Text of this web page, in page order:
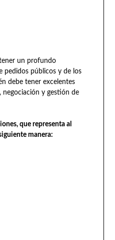
un profundo
pedidos públicos y de los
debe tener excelentes
negociación y gestión de
que representa al
manera: